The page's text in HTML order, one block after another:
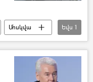
Մոսկվա
Եվս 1